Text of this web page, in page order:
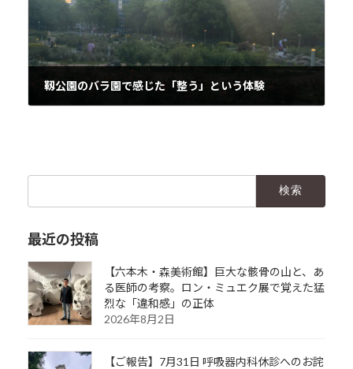
靱公園のバラ園で感じた「整う」という体験
最近の投稿
【六本木・森美術館】巨大な骸骨の山と、あ
る医師の考察。ロン・ミュエク展で覚えた猛
烈な「違和感」の正体
2026年8月2日
【ご報告】7月31日 呼吸器内科休診へのお詫